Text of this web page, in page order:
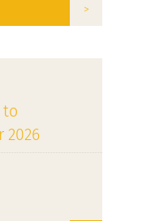
>
to
2026